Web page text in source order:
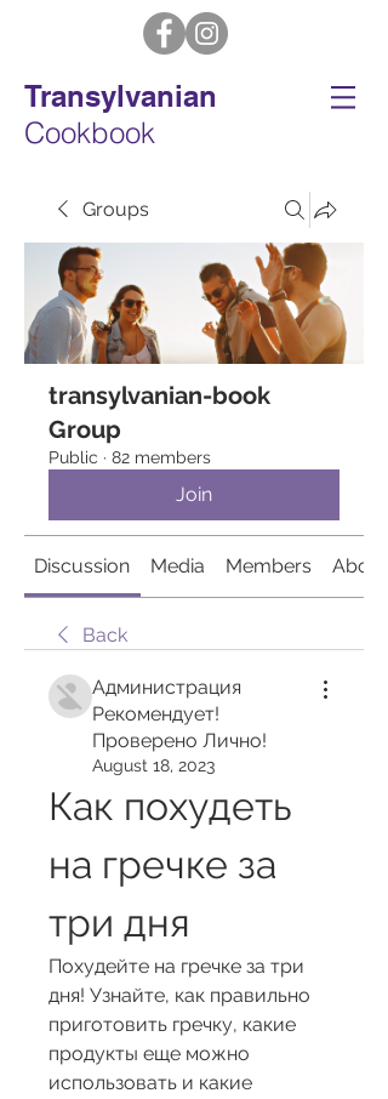
Transylvanian
Cookbook
Groups
transylvanian-book
Group
Public · 82 members
Join
Discussion Media Members About
Back
Администрация
Рекомендует!
Проверено Лично!
August 18, 2023
Как похудеть
на гречке за
три дня
Похудейте на гречке за три
дня! Узнайте, как правильно
приготовить гречку, какие
продукты еще можно
использовать и какие